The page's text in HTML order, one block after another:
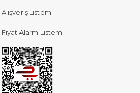
Alışveriş Listem
Fiyat Alarm Listem